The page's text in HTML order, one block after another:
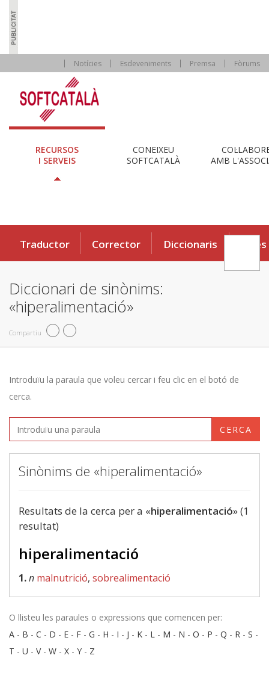
Notícies Esdeveniments Premsa Fòrums
RECURSOS
I SERVEIS
CONEIXEU
SOFTCATALÀ
AMB
Traductor Corrector Diccionaris Eines
Diccionari de sinònims:
«hiperalimentació»
Compartiu
Introduïu la paraula que voleu cercar i feu clic en el botó de
cerca.
CERCA
Sinònims de «hiperalimentació»
Resultats de la cerca per a «hiperalimentació» (1
resultat)
hiperalimentació
1.n malnutrició, sobrealimentació
O llisteu les paraules o expressions que comencen per:
A - B - C - D - E - F - G - H - I - J - K - L - M - N - O - P - Q - R - S -
T - U - V- W - X - Y - Z